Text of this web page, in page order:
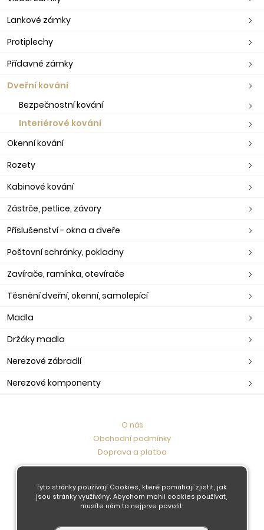
Lankové zámky
Protiplechy
Přídavné zámky
Dveřní kování
Bezpečnostní kování
Interiérové kování
Okenní kování
Rozety
Kabinové kování
Zástrče, petlice, závory
Příslušenství - okna a dveře
Poštovní schránky, pokladny
Zavírače, ramínka, otevírače
Těsnění dveřní, okenní, samolepící
Madla
Držáky madla
Nerezové zábradlí
Nerezové komponenty
O nás
Obchodní podmínky
Doprava a platba
Kontaktujte nás
Tyto stránky používají Cookies, které pomáhají zjistit, jak
jsou stránky využívány. Abychom mohli cookies používat,
musíte nám to nejprve povolit.